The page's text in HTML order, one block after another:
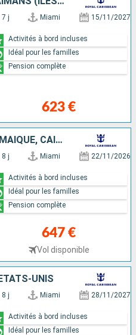
7 j Miami 15/11/2027
623 €
Activités à bord incluses
Idéal pour les familles
Pension complète
ÉTATS-UNIS, BAHAMAS, JAMAÏQUE, CAÏMANS (ÎLES), MEXIQUE
8 j Miami 22/11/2026
647 €
Vol disponible
Activités à bord incluses
Idéal pour les familles
Pension complète
UNIS
8 j Miami 28/11/2027
Activités à bord incluses
Idéal pour les familles